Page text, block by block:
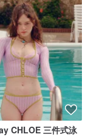
CHLOE 三件式泳